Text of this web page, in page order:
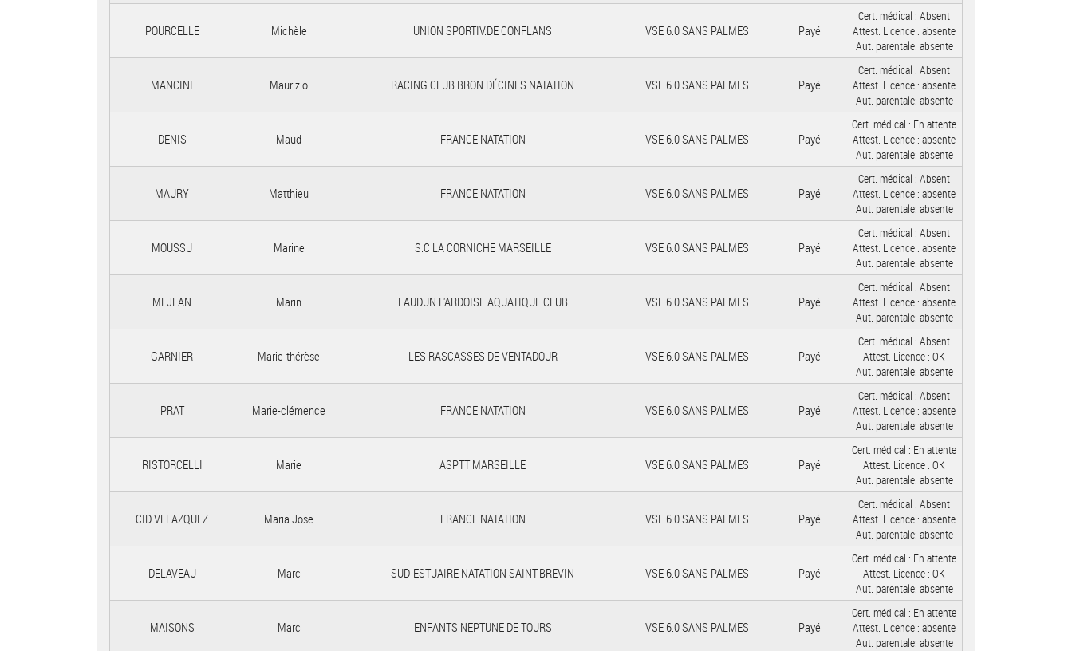
POURCELLE Michèle UNION SPORTIV.DE CONFLANS VSE 6.0 SANS PALMES Payé
Cert. médical : Absent
Attest. Licence : absente
Aut. parentale: absente
MANCINI Maurizio RACING CLUB BRON DÉCINES NATATION VSE 6.0 SANS PALMES Payé
Cert. médical : Absent
Attest. Licence : absente
Aut. parentale: absente
DENIS Maud FRANCE NATATION VSE 6.0 SANS PALMES Payé
Cert. médical : En attente
Attest. Licence : absente
Aut. parentale: absente
MAURY Matthieu FRANCE NATATION VSE 6.0 SANS PALMES Payé
Cert. médical : Absent
Attest. Licence : absente
Aut. parentale: absente
MOUSSU Marine S.C LA CORNICHE MARSEILLE VSE 6.0 SANS PALMES Payé
Cert. médical : Absent
Attest. Licence : absente
Aut. parentale: absente
MEJEAN Marin LAUDUN L'ARDOISE AQUATIQUE CLUB VSE 6.0 SANS PALMES Payé
Cert. médical : Absent
Attest. Licence : absente
Aut. parentale: absente
GARNIER Marie-thérèse LES RASCASSES DE VENTADOUR VSE 6.0 SANS PALMES Payé
Cert. médical : Absent
Attest. Licence : OK
Aut. parentale: absente
PRAT Marie-clémence FRANCE NATATION VSE 6.0 SANS PALMES Payé
Cert. médical : Absent
Attest. Licence : absente
Aut. parentale: absente
RISTORCELLI Marie ASPTT MARSEILLE VSE 6.0 SANS PALMES Payé
Cert. médical : En attente
Attest. Licence : OK
Aut. parentale: absente
CID VELAZQUEZ Maria Jose FRANCE NATATION VSE 6.0 SANS PALMES Payé
Cert. médical : Absent
Attest. Licence : absente
Aut. parentale: absente
DELAVEAU Marc SUD-ESTUAIRE NATATION SAINT-BREVIN VSE 6.0 SANS PALMES Payé
Cert. médical : En attente
Attest. Licence : OK
Aut. parentale: absente
MAISONS Marc ENFANTS NEPTUNE DE TOURS VSE 6.0 SANS PALMES Payé
Cert. médical : En attente
Attest. Licence : absente
Aut. parentale: absente